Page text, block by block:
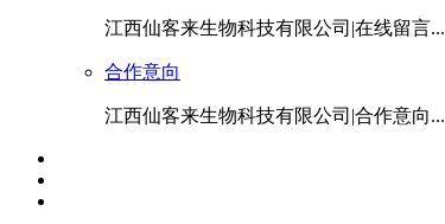
江西仙客来生物科技有限公司|在线留言...
合作意向
江西仙客来生物科技有限公司|合作意向...